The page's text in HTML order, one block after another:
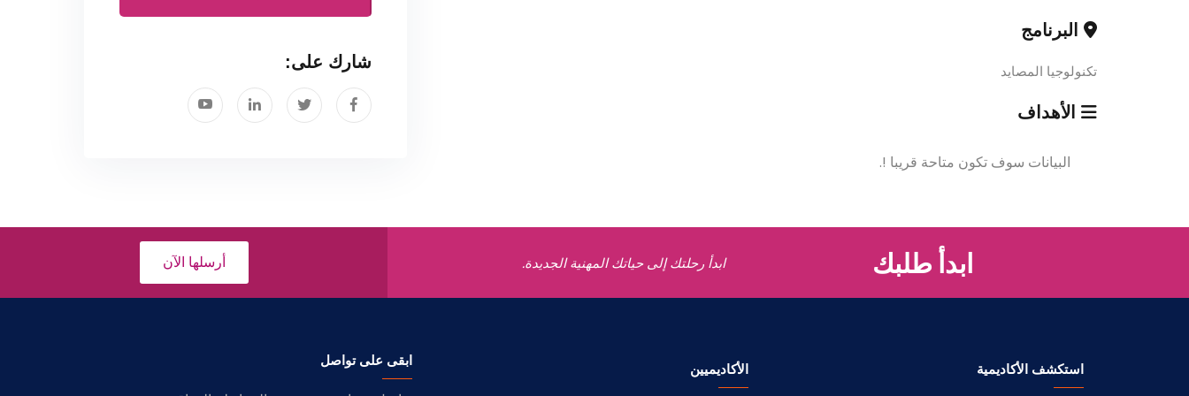
البرنامج
تكنولوجيا المصايد
الأهداف
البيانات سوف تكون متاحة قريبا !.
شارك على:
ابدأ طلبك ابدأ رحلتك إلى حياتك المهنية الجديدة. أرسلها الآن
استكشف الأكاديمية الأكاديميين
ابقى على تواصل